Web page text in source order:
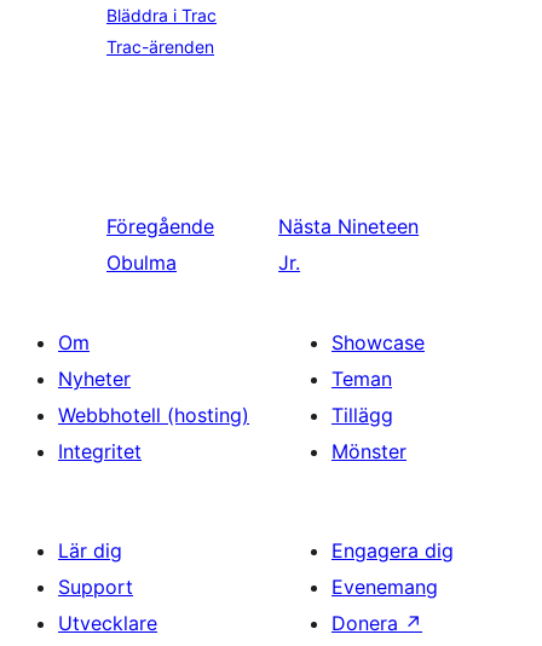
Bläddra i Trac
Trac-ärenden
Föregående
Obulma
Nästa Nineteen
Jr.
Om
Nyheter
Webbhotell (hosting)
Integritet
Showcase
Teman
Tillägg
Mönster
Lär dig
Support
Utvecklare
Engagera dig
Evenemang
Donera ↗